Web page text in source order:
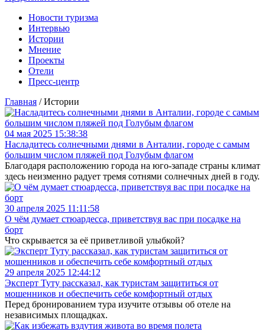
Новости туризма
Интервью
Истории
Мнение
Проекты
Отели
Пресс-центр
Главная /Истории
04 мая 2025 15:38:38
Насладитесь солнечными днями в Анталии, городе с самым
большим числом пляжей под Голубым флагом
Благодаря расположению города на юго-западе страны климат
здесь неизменно радует тремя сотнями солнечных дней в году.
30 апреля 2025 11:11:58
О чём думает стюардесса, приветствуя вас при посадке на
борт
Что скрывается за её приветливой улыбкой?
29 апреля 2025 12:44:12
Эксперт Туту рассказал, как туристам защититься от
мошенников и обеспечить себе комфортный отдых
Перед бронированием тура изучите отзывы об отеле на
независимых площадках.